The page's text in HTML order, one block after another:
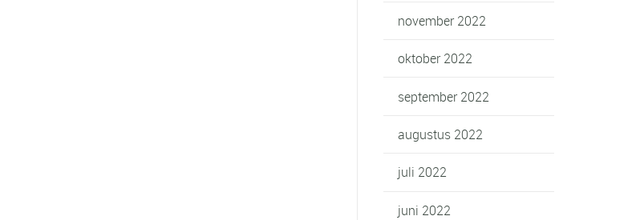
november 2022
oktober 2022
september 2022
augustus 2022
juli 2022
juni 2022